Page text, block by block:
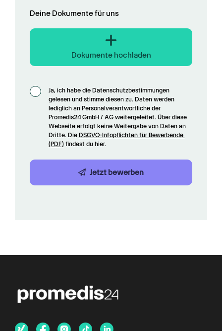
Deine Dokumente für uns
Dokumente hochladen
Ja, ich habe die Datenschutzbestimmungen
gelesen und stimme diesen zu. Daten werden
lediglich an Personalverantwortliche der
Promedis24 GmbH / AG weitergeleitet. Über diese
Webseite erfolgt keine Weitergabe von Daten an
Dritte. Die DSGVO-Infopflichten für Bewerbende
(PDF) findest du hier.
Jetzt bewerben